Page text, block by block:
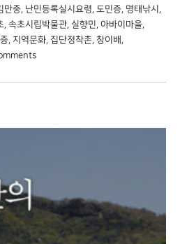
만중, 난민등록실시요령, 도민증, 명태낚시 ,
, 속초시립박물관, 실향민, 아바이마을,
, 지역문화, 집단정착촌, 창이배 ,